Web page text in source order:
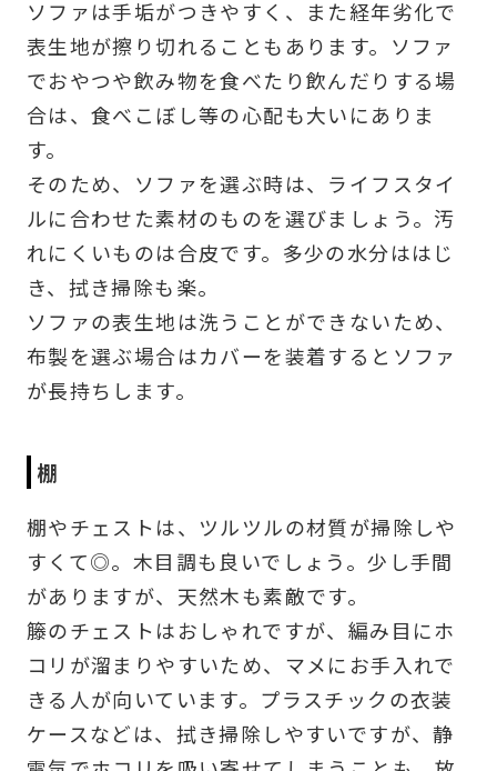
ソファは手垢がつきやすく、また経年劣化で
表生地が擦り切れることもあります。ソファ
でおやつや飲み物を食べたり飲んだりする場
合は、食べこぼし等の心配も大いにありま
す。
そのため、ソファを選ぶ時は、ライフスタイ
ルに合わせた素材のものを選びましょう。汚
れにくいものは合皮です。多少の水分ははじ
き、拭き掃除も楽。
ソファの表生地は洗うことができないため、
布製を選ぶ場合はカバーを装着するとソファ
が長持ちします。
棚
棚やチェストは、ツルツルの材質が掃除しや
すくて◎。木目調も良いでしょう。少し手間
がありますが、天然木も素敵です。
籐のチェストはおしゃれですが、編み目にホ
コリが溜まりやすいため、マメにお手入れで
きる人が向いています。プラスチックの衣装
ケースなどは、拭き掃除しやすいですが、静